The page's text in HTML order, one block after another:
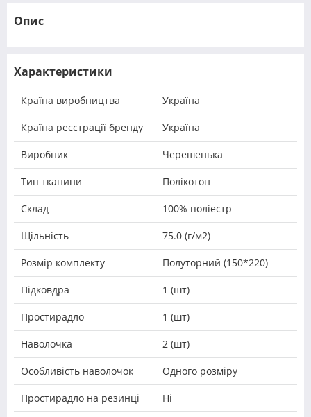
Опис
Характеристики
Країна виробництва Україна
Країна реєстрації бренду Україна
Виробник Черешенька
Тип тканини Полікотон
Склад 100% поліестр
Щільність 75.0 (г/м2)
Розмір комплекту Полуторний (150*220)
Підковдра 1 (шт)
Простирадло 1 (шт)
Наволочка 2 (шт)
Особливість наволочок Одного розміру
Простирадло на резинці Ні